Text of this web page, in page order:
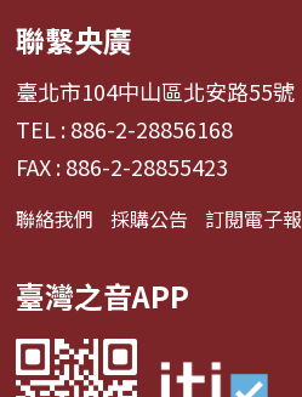
聯繫央廣
臺北市104中山區北安路55號
TEL : 886-2-28856168
FAX : 886-2-28855423
聯絡我們 採購公告 訂閱電子報
臺灣之音APP